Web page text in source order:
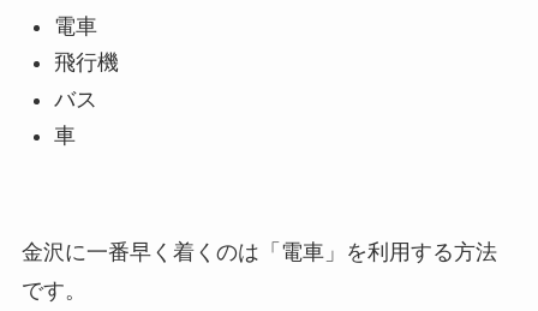
電車
飛行機
バス
車
金沢に一番早く着くのは「電車」を利用する方法
です。